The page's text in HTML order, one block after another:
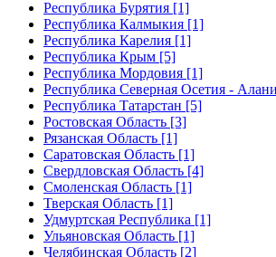
Республика Бурятия [1]
Республика Калмыкия [1]
Республика Карелия [1]
Республика Крым [5]
Республика Мордовия [1]
Республика Северная Осетия -
Республика Татарстан [5]
Ростовская Область [3]
Рязанская Область [1]
Саратовская Область [1]
Свердловская Область [4]
Смоленская Область [1]
Тверская Область [1]
Удмуртская Республика [1]
Ульяновская Область [1]
Челябинская Область [2]